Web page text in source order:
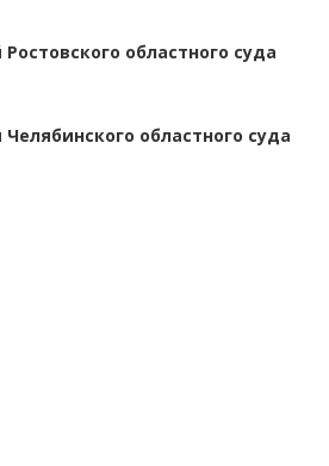
Ростовского областного суда
областного суда